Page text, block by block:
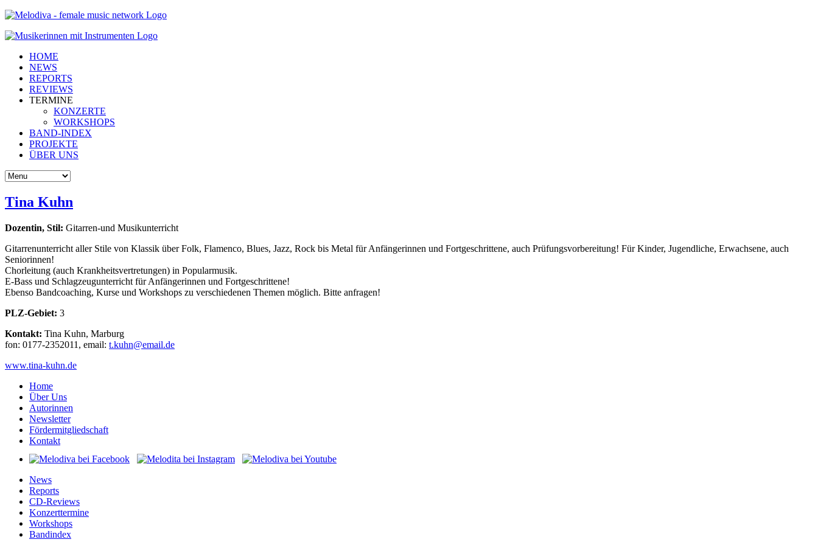
HOME
NEWS
REPORTS
REVIEWS
TERMINE
KONZERTE
WORKSHOPS
BAND-INDEX
PROJEKTE
ÜBER UNS
Tina Kuhn
Dozentin, Stil: Gitarren-und Musikunterricht
Gitarrenunterricht aller Stile von Klassik über Folk, Flamenco, Blues, Jazz, Rock bis Metal für Anfängerinnen und Fortgeschrittene, auch Prüfungsvorbereitung! Für Kinder, Jugendliche, Erwachsene, auch
Seniorinnen!
Chorleitung (auch Krankheitsvertretungen) in Popularmusik.
E-Bass und Schlagzeugunterricht für Anfängerinnen und Fortgeschrittene!
Ebenso Bandcoaching, Kurse und Workshops zu verschiedenen Themen möglich. Bitte anfragen!
PLZ-Gebiet: 3
Kontakt: Tina Kuhn, Marburg
fon: 0177-2352011, email:
ed.li
ame@n
huk.t
www.tina-kuhn.de
Home
Über Uns
Autorinnen
Newsletter
Fördermitgliedschaft
Kontakt
News
Reports
CD-Reviews
Konzerttermine
Workshops
Bandindex